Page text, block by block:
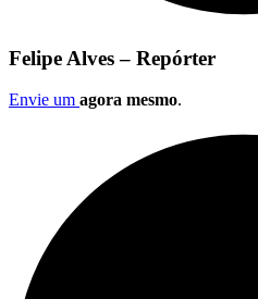
Felipe Alves – Repórter
Envie um agora mesmo.